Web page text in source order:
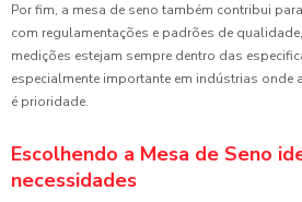
Por fim, a mesa de seno também contribui
com regulamentações e padrões de
medições estejam sempre dentro das
especialmente importante em indústrias
é prioridade.
Escolhendo a Mesa de Seno
necessidades